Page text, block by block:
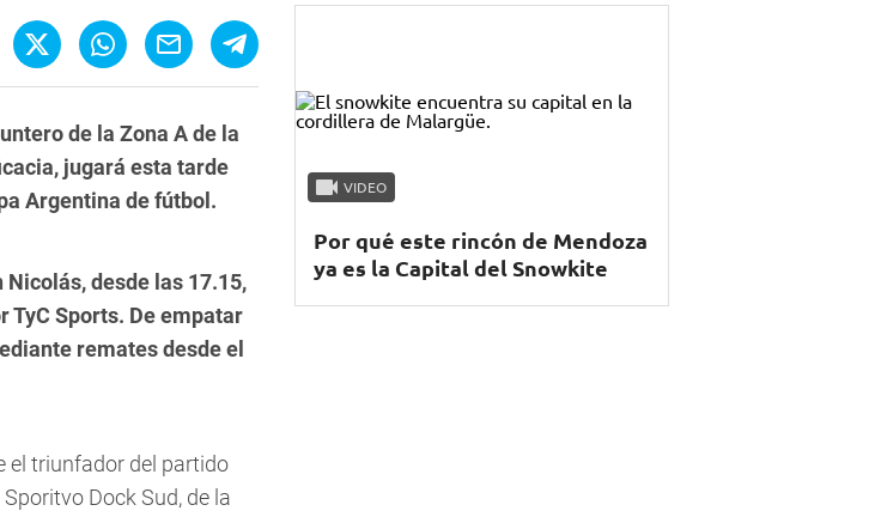
de la Zona A de la
jugará esta tarde
Argentina de fútbol.
desde las 17.15,
TyC Sports. De empatar
remates desde el
el triunfador del partido
Dock Sud, de la
VIDEO
Por qué este rincón de Mendoza
ya es la Capital del Snowkite